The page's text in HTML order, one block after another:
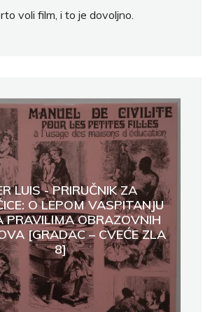
voli film, i to je dovoljno.
LUIS - PRIRUČNIK ZA
O LEPOM VASPITANJU
PRAVILIMA OBRAZOVNIH
[GRADAC – CVEĆE ZLA
8]